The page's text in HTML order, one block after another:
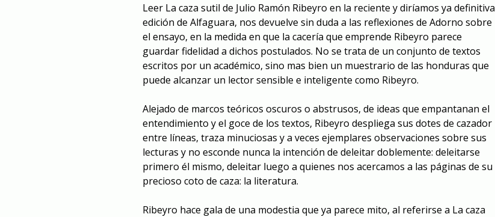
Leer La caza sutil de Julio Ramón Ribeyro en la reciente y diríamos ya definitiva
edición de Alfaguara, nos devuelve sin duda a las reflexiones de Adorno sobre
el ensayo, en la medida en que la cacería que emprende Ribeyro parece
guardar fidelidad a dichos postulados. No se trata de un conjunto de textos
escritos por un académico, sino mas bien un muestrario de las honduras que
puede alcanzar un lector sensible e inteligente como Ribeyro.
Alejado de marcos teóricos oscuros o abstrusos, de ideas que empantanan el
entendimiento y el goce de los textos, Ribeyro despliega sus dotes de cazador
entre líneas, traza minuciosas y a veces ejemplares observaciones sobre sus
lecturas y no esconde nunca la intención de deleitar doblemente: deleitarse
primero él mismo, deleitar luego a quienes nos acercamos a las páginas de su
precioso coto de caza: la literatura.
Ribeyro hace gala de una modestia que ya parece mito, al referirse a La caza